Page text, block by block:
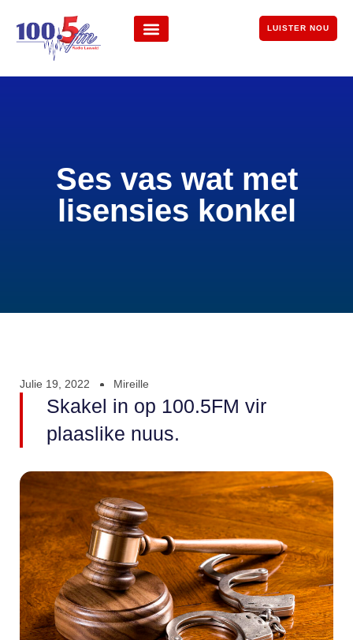
LUISTER NOU
Ses vas wat met
lisensies konkel
Julie 19, 2022 Mireille
Skakel in op 100.5FM vir
plaaslike nuus.